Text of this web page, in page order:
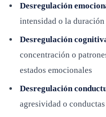
Desregulación
intensidad o la duración
Desregulación
concentración o
estados emocionales
Desregulación
agresividad o